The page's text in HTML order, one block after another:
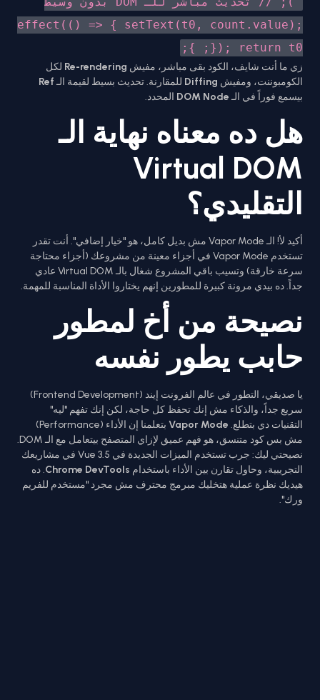
effect(() => { setText(t0, count.value);
}); return t0; };
زي ما أنت شايف، الكود بقى مباشر، مفيش Re-rendering لكل
الكومبوننت، ومفيش Diffing للمقارنة. تحديث بسيط لقيمة الـRef
بيسمع فوراً في الـDOM Node المحدد.
هل ده معناه نهاية الـ
Virtual DOM
التقليدي؟
أكيد لأ! الـ Vapor Mode مش بديل كامل، هو "خيار إضافي". أنت تقدر
تستخدم Vapor Mode في أجزاء معينة من مشروعك (أجزاء محتاجة
سرعة خارقة) وتسيب باقي المشروع شغال بالـ Virtual DOM عادي
جداً. ده بيدي مرونة كبيرة للمطورين إنهم يختاروا الأداة المناسبة للمهمة.
نصيحة من أخ لمطور
حابب يطور نفسه
يا صديقي، التطور في عالم الفرونت إيند (Frontend Development)
سريع جداً، والذكاء مش إنك تحفظ كل حاجة، لكن إنك تفهم "ليه"
التقنيات دي بتطلع. Vapor Mode
بتعلمنا إن الأداء (Performance)
مش بس كود متنسق، هو فهم عميق لإزاي المتصفح بيتعامل مع الـ DOM.
نصيحتي ليك: جرب تستخدم الميزات الجديدة في Vue 3.5 في مشاريعك
التجريبية، وحاول تقارن بين الأداء باستخدام Chrome DevTools. ده
هيديك نظرة عملية هتخليك مبرمج محترف مش مجرد "مستخدم للفريم
ورك".